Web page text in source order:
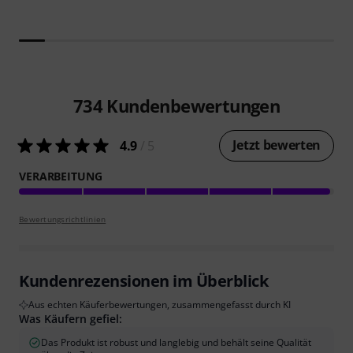
734 Kundenbewertungen
4.9 Jetzt bewerten
VERARBEITUNG
Bewertungsrichtlinien
Kundenrezensionen im Überblick
Aus echten Käuferbewertungen, zusammengefasst durch KI
Was Käufern gefiel:
Das Produkt ist robust und langlebig und behält seine Qualität